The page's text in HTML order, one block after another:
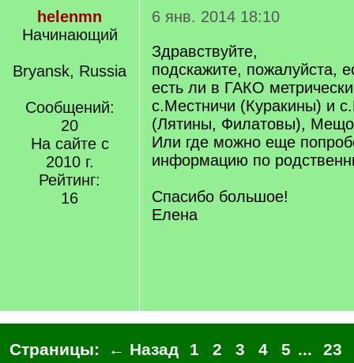
helenmn
Начинающий
Bryansk, Russia
Сообщений:
20
На сайте с
2010 г.
Рейтинг:
16
6 янв. 2014 18:10
Здравствуйте,
подскажите, пожалуйста,
есть ли в ГАКО
с.Местничи (Куракины) и
(Лятины, Филатовы),
Или где можно еще
информацию по
Спасибо большое!
Елена
Страницы: ← Назад 1 2 3 4 5 ...
23